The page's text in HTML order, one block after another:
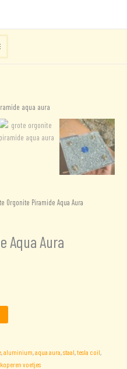
Orgonite Piramide Aqua Aura
Aqua Aura
,aluminium ,aqua aura ,staal ,tesla coil
koperen voetjes